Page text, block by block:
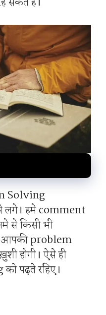
Solving
हमे comment
से किसी भी
आपकी problem
होगी। ऐसे ही
पढ़ते रहिए।